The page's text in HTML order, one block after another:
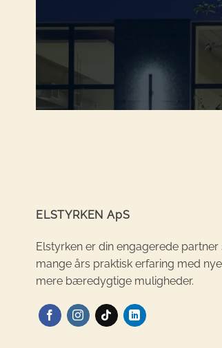
ELSTYRKEN ApS
Elstyrken er din engagerede
mange års praktisk erfaring med
mere bæredygtige muligheder.